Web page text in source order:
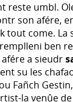
reste umbl.
son afére,
tout come. La
ben
afére a sieudr
su les
Fañch
la venûe